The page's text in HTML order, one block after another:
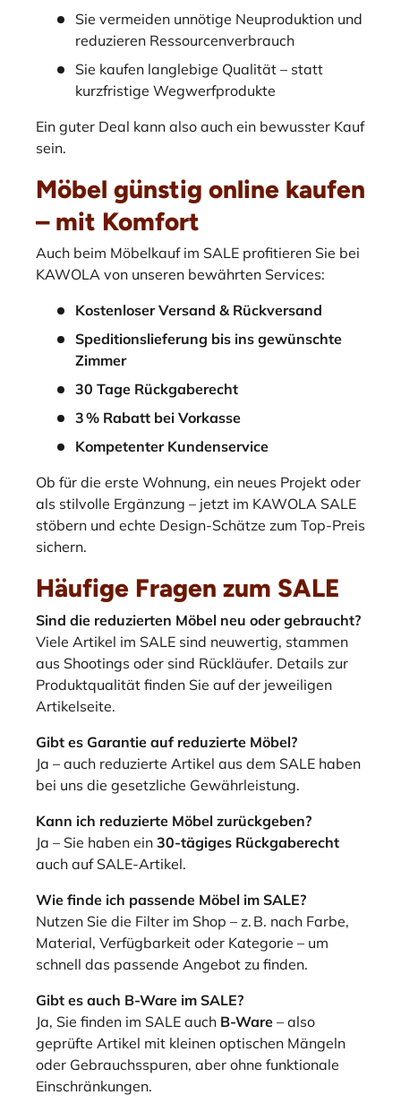
Sie vermeiden unnötige Neuproduktion und
reduzieren Ressourcenverbrauch
Sie kaufen langlebige Qualität – statt
kurzfristige Wegwerfprodukte
Ein guter Deal kann also auch ein bewusster Kauf
sein.
Möbel günstig online kaufen
– mit Komfort
Auch beim Möbelkauf im SALE profitieren Sie bei
KAWOLA von unseren bewährten Services:
Kostenloser Versand & Rückversand
Speditionslieferung bis ins gewünschte
Zimmer
30 Tage Rückgaberecht
3 % Rabatt bei Vorkasse
Kompetenter Kundenservice
Ob für die erste Wohnung, ein neues Projekt oder
als stilvolle Ergänzung – jetzt im KAWOLA SALE
stöbern und echte Design-Schätze zum Top-Preis
sichern.
Häufige Fragen zum SALE
Sind die reduzierten Möbel neu oder gebraucht?
Viele Artikel im SALE sind neuwertig, stammen
aus Shootings oder sind Rückläufer. Details zur
Produktqualität finden Sie auf der jeweiligen
Artikelseite.
Gibt es Garantie auf reduzierte Möbel?
Ja – auch reduzierte Artikel aus dem SALE haben
bei uns die gesetzliche Gewährleistung.
Kann ich reduzierte Möbel zurückgeben?
Ja – Sie haben ein 30-tägiges Rückgaberecht
auch auf SALE-Artikel.
Wie finde ich passende Möbel im SALE?
Nutzen Sie die Filter im Shop – z. B. nach Farbe,
Material, Verfügbarkeit oder Kategorie – um
schnell das passende Angebot zu finden.
Gibt es auch B-Ware im SALE?
Ja, Sie finden im SALE auch B-Ware – also
geprüfte Artikel mit kleinen optischen Mängeln
oder Gebrauchsspuren, aber ohne funktionale
Einschränkungen.